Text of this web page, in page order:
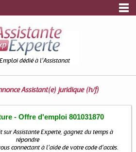
dédié à l'Assistanat
Assistant(e) juridique (h/f)
- Offre d'emploi 801031870
sur Assistante Experte, gagnez du temps à
répondre
connectant à l'aide de votre code d'accès.